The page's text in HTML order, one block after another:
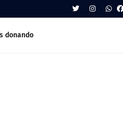
donando